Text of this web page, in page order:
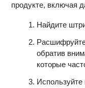
продукте, включая
Найдите
обратив
которые